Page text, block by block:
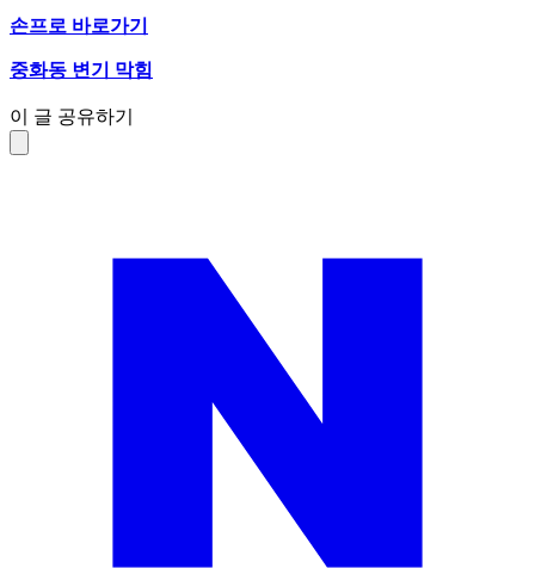
손프로 바로가기
중화동 변기 막힘
이 글 공유하기